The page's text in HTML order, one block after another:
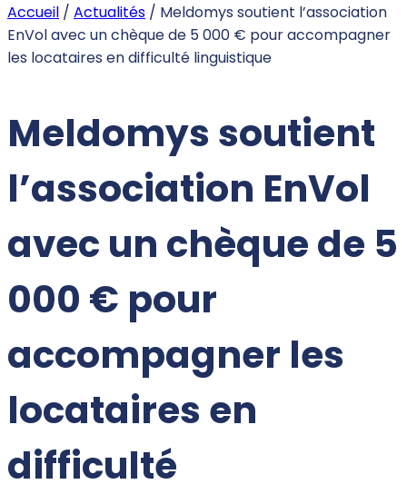
Accueil / Actualités / Meldomys soutient l’association
EnVol avec un chèque de 5 000 € pour accompagner
les locataires en difficulté linguistique
Meldomys soutient
l’association EnVol
avec un chèque de 5
000 € pour
accompagner les
locataires en
difficulté